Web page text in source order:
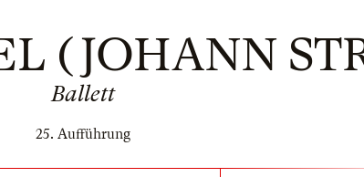
(JOHANN
Ballett
25. Aufführung